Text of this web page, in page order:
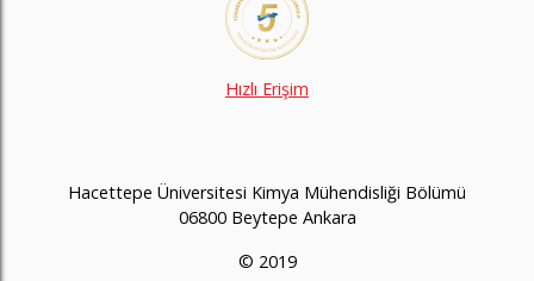
Hızlı Erişim
Hacettepe Üniversitesi Kimya Mühendisliği Bölümü
06800 Beytepe Ankara
© 2019